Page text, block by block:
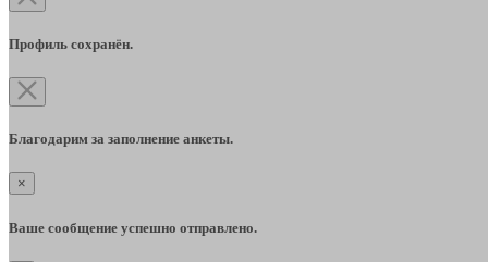
Профиль сохранён.
Благодарим за заполнение анкеты.
×
Ваше сообщение успешно отправлено.